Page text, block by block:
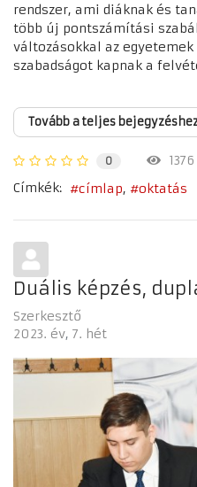
rendszer, ami diáknak és
több új pontszámítási
változásokkal az
szabadságot kapnak a
Tovább a teljes
0
Címkék:
címlap oktatás
Duális képzés,
Szerkesztő
2023. év 7. hét